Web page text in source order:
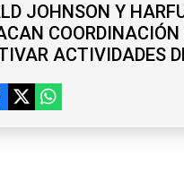
JOHNSON Y
ACTIVIDADES